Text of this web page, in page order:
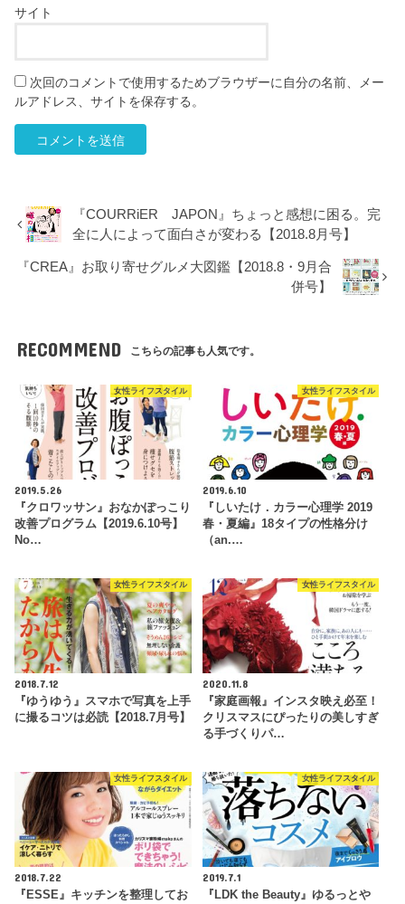
サイト
次回のコメントで使用するためブラウザーに自分の名前、メー
ルアドレス、サイトを保存する。
『COURRiER JAPON』ちょっと感想に困る。完
全に人によって面白さが変わる【2018.8月号】
『CREA』お取り寄せグルメ大図鑑【2018.8・9月合
併号】
RECOMMEND こちらの記事も人気です。
女性ライフスタイル
2019.5.26
『クロワッサン』おなかぽっこり
改善プログラム【2019.6.10号】
No…
女性ライフスタイル
2019.6.10
『しいたけ．カラー心理学 2019
春・夏編』18タイプの性格分け
（an.…
女性ライフスタイル
2018.7.12
『ゆうゆう』スマホで写真を上手
に撮るコツは必読【2018.7月号】
女性ライフスタイル
2020.11.8
『家庭画報』インスタ映え必至！
クリスマスにぴったりの美しすぎ
る手づくりパ…
女性ライフスタイル
2018.7.22
『ESSE』キッチンを整理してお
女性ライフスタイル
2019.7.1
『LDK the Beauty』ゆるっとや